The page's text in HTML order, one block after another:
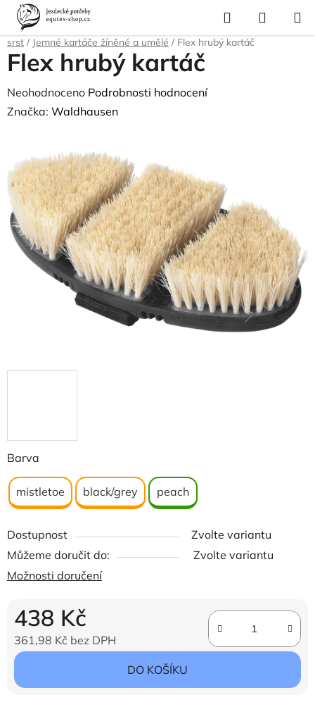
Přejít
obsah
Hledat
KOŠÍK
Domů
Pro koně
srst / Jemné kartáče žíněné a umělé / Flex hrubý kartáč
Barva
mistletoe black/grey peach
Dostupnost
Zvolte variantu
Můžeme doručit do:
Zvolte variantu
Možnosti doručení
438 Kč
361,98 Kč bez DPH
Měrná cena:
DO KOŠÍKU
Flex hrubý kartáč
Průměrné
hodnocení
0,0
z
5
hvězdiček.
Neohodnoceno Podrobnosti hodnocení
Značka: Waldhausen